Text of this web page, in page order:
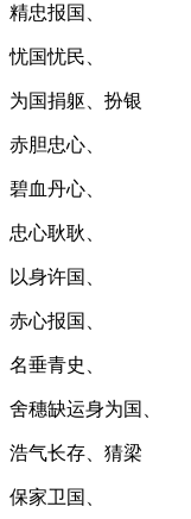
精忠报国、
忧国忧民、
为国捐躯、扮银
赤胆忠心、
碧血丹心、
忠心耿耿、
以身许国、
赤心报国、
名垂青史、
舍穗缺运身为国、
浩气长存、猜梁
保家卫国、